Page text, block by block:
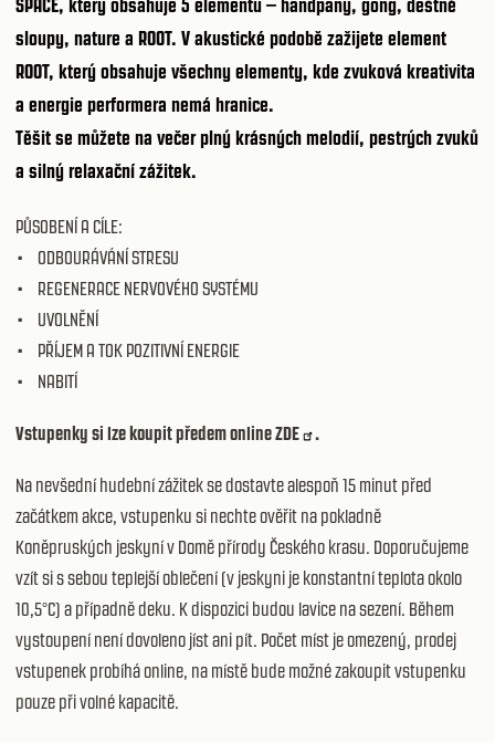
SPACE, který obsahuje 5 elementů – handpany, gong, deštné
sloupy, nature a ROOT. V akustické podobě zažijete element
ROOT, který obsahuje všechny elementy, kde zvuková kreativita
a energie performera nemá hranice.
Těšit se můžete na večer plný krásných melodií, pestrých zvuků
a silný relaxační zážitek.
PŮSOBENÍ A CÍLE:
• ODBOURÁVÁNÍ STRESU
• REGENERACE NERVOVÉHO SYSTÉMU
• UVOLNĚNÍ
• PŘÍJEM A TOK POZITIVNÍ ENERGIE
• NABITÍ
Vstupenky si lze koupit předem onlineZDE .
Na nevšední hudební zážitek se dostavte alespoň 15 minut před
začátkem akce, vstupenku si nechte ověřit na pokladně
Koněpruských jeskyní v Domě přírody Českého krasu. Doporučujeme
vzít si s sebou teplejší oblečení (v jeskyni je konstantní teplota okolo
10,5°C) a případně deku. K dispozici budou lavice na sezení. Během
vystoupení není dovoleno jíst ani pít. Počet míst je omezený, prodej
vstupenek probíhá online, na místě bude možné zakoupit vstupenku
pouze při volné kapacitě.